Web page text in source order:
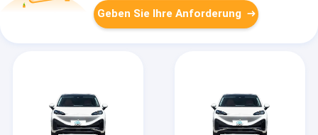
Geben Sie Ihre Anforderung